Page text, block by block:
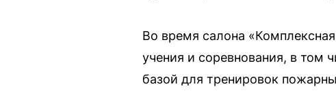
Во время салона
учения и соревнования, в том
базой для тренировок